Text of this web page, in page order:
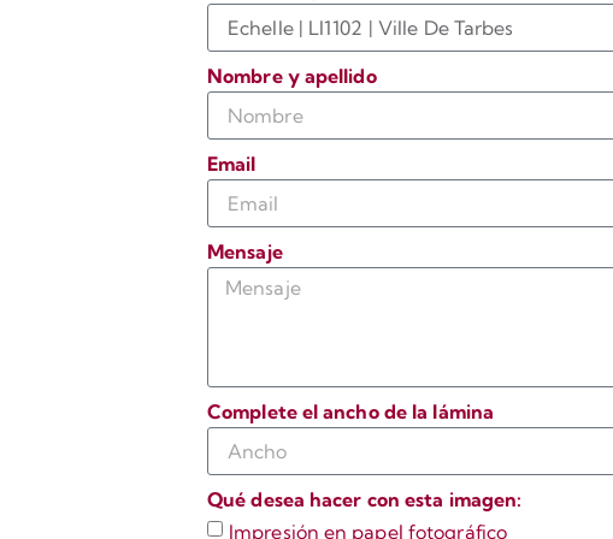
Nombre y apellido
Email
Mensaje
Complete el ancho de la lámina
Qué desea hacer con esta imagen:
Impresión en papel fotográfico